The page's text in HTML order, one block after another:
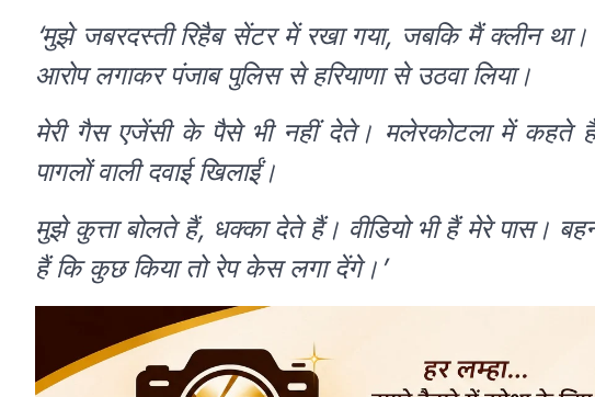
‘मुझे जबरदस्ती रिहैब सेंटर में रखा गया, जबकि मैं क्लीन
आरोप लगाकर पंजाब पुलिस से हरियाणा से उठवा लिया।
मेरी गैस एजेंसी के पैसे भी नहीं देते। मलेरकोटला में कहते हैं
पागलों वाली दवाई खिलाईं।
मुझे कुत्ता बोलते हैं, धक्का देते हैं। वीडियो भी हैं मेरे पास।
हैं कि कुछ किया तो रेप केस लगा देंगे।’